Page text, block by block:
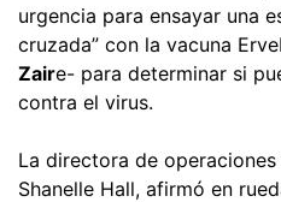
urgencia para ensayar una
cruzada” con la vacuna
Zaire- para determinar si
contra el virus.
La directora de
Shanelle Hall, afirmó en